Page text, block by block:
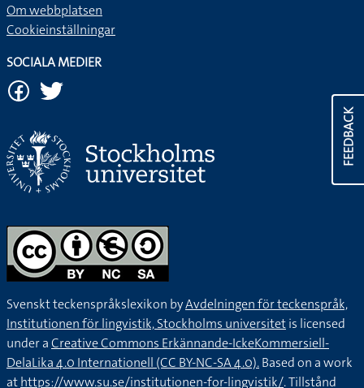
FEEDBACK
Om webbplatsen
Cookieinställningar
SOCIALA MEDIER
Svenskt teckenspråkslexikon byAvdelningen för teckenspråk,
Institutionen för lingvistik, Stockholms universitetis licensed
under aCreative Commons Erkännande-IckeKommersiell-
DelaLika 4.0 Internationell (CC BY-NC-SA 4.0).Based on a work
athttps://www.su.se/institutionen-for-lingvistik/. Tillstånd